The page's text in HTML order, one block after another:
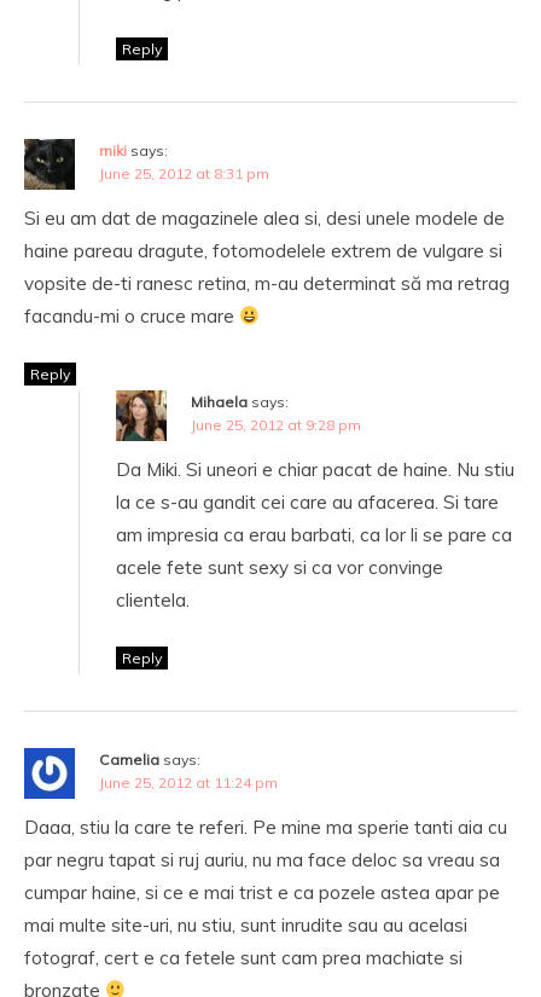
Reply
miki says:
June 25, 2012 at 8:31 pm
Si eu am dat de magazinele alea si, desi unele modele de
haine pareau dragute, fotomodelele extrem de vulgare si
vopsite de-ti ranesc retina, m-au determinat să ma retrag
facandu-mi o cruce mare
Reply
Mihaela says:
June 25, 2012 at 9:28 pm
Da Miki. Si uneori e chiar pacat de haine. Nu stiu
la ce s-au gandit cei care au afacerea. Si tare
am impresia ca erau barbati, ca lor li se pare ca
acele fete sunt sexy si ca vor convinge
clientela.
Reply
Camelia says:
June 25, 2012 at 11:24 pm
Daaa, stiu la care te referi. Pe mine ma sperie tanti aia cu
par negru tapat si ruj auriu, nu ma face deloc sa vreau sa
cumpar haine, si ce e mai trist e ca pozele astea apar pe
mai multe site-uri, nu stiu, sunt inrudite sau au acelasi
fotograf, cert e ca fetele sunt cam prea machiate si
bronzate